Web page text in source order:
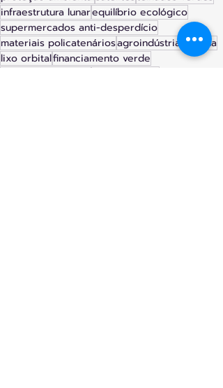
infraestrutura lunarequilíbrio ecológico
supermercados anti-desperdício
materiais policatenáriosagroindústria urbana
lixo orbitalfinanciamento verde